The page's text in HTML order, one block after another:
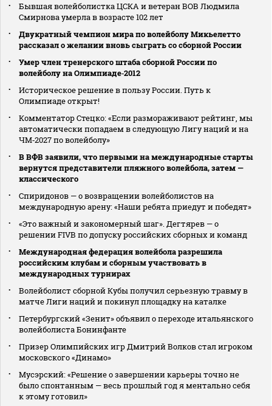
Бывшая волейболистка ЦСКА и ветеран ВОВ Людмила
Смирнова умерла в возрасте 102 лет
Двукратный чемпион мира по волейболу Микьелетто
рассказал о желании вновь сыграть со сборной России
Умер член тренерского штаба сборной России по
волейболу на Олимпиаде‑2012
Историческое решение в пользу России. Путь к
Олимпиаде открыт!
Комментатор Стецко: «Если размораживают рейтинг, мы
автоматически попадаем в следующую Лигу наций и на
ЧМ‑2027 по волейболу»
В ВФВ заявили, что первыми на международные старты
вернутся представители пляжного волейбола, затем —
классического
Спиридонов — о возвращении волейболистов на
международную арену: «Наши ребята приедут и победят»
«Это важный и закономерный шаг». Дегтярев — о
решении FIVB по допуску российских сборных и команд
Международная федерация волейбола разрешила
российским клубам и сборным участвовать в
международных турнирах
Волейболист сборной Кубы получил серьезную травму в
матче Лиги наций и покинул площадку на каталке
Петербургский «Зенит» объявил о переходе итальянского
волейболиста Бонинфанте
Призер Олимпийских игр Дмитрий Волков стал игроком
московского «Динамо»
Мусэрский: «Решение о завершении карьеры точно не
было спонтанным — весь прошлый год я ментально себя
к этому готовил»